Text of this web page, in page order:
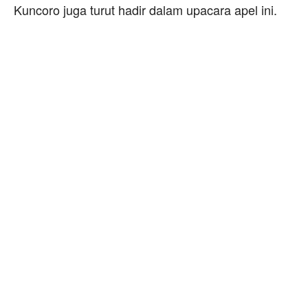
Kuncoro juga turut hadir dalam upacara apel ini.